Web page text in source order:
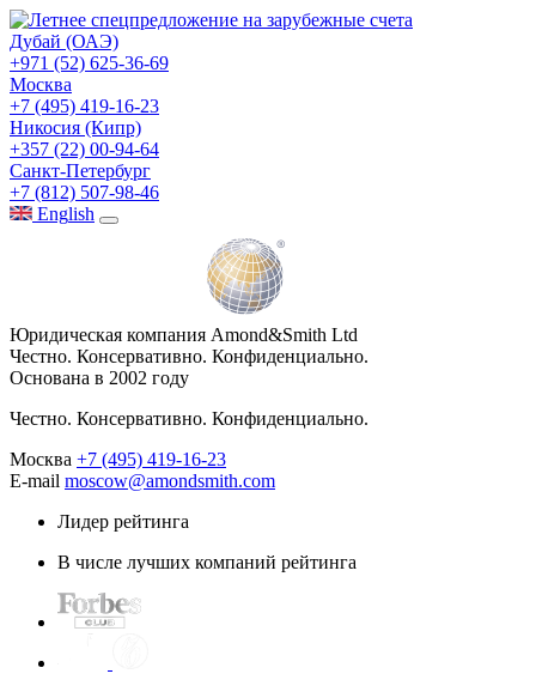
Дубай (ОАЭ)
+971 (52) 625-36-69
Москва
+7 (495) 419-16-23
Никосия (Кипр)
+357 (22) 00-94-64
Санкт-Петербург
+7 (812) 507-98-46
English
Юридическая компания Amond&Smith Ltd
Честно. Консервативно. Конфиденциально.
Основана в 2002 году
Честно. Консервативно. Конфиденциально.
Москва +7 (495) 419-16-23
E-mail moscow@amondsmith.com
Лидер рейтинга
В числе лучших компаний рейтинга